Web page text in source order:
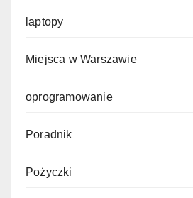
laptopy
Miejsca w Warszawie
oprogramowanie
Poradnik
Pożyczki